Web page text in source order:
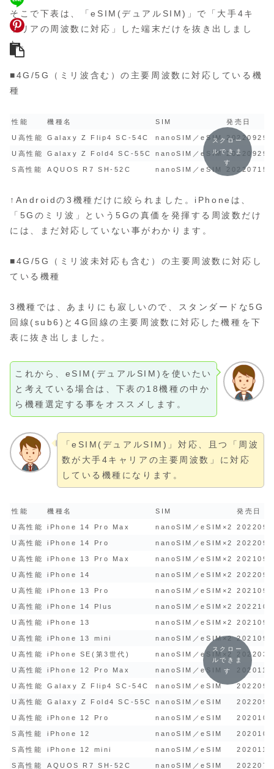
そこで下表は、「eSIM(デュアルSIM)」で「大手4キ
ャリアの周波数に対応」した端末だけを抜き出しまし
た。
■4G/5G（ミリ波含む）の主要周波数に対応している機
種
性能 機種名 SIM 発売日
U高性能 Galaxy Z Flip4 SC-54C nanoSIM／eSIM 20220929
U高性能 Galaxy Z Fold4 SC-55C nanoSIM／eSIM 20220929
S高性能 AQUOS R7 SH-52C nanoSIM／eSIM 20220715
スクロー
ルできま
す
↑Androidの3機種だけに絞られました。iPhoneは、
「5Gのミリ波」という5Gの真価を発揮する周波数だけ
には、まだ対応していない事がわかります。
■4G/5G（ミリ波未対応も含む）の主要周波数に対応し
ている機種
3機種では、あまりにも寂しいので、スタンダードな5G
回線(sub6)と4G回線の主要周波数に対応した機種を下
表に抜き出しました。
これから、eSIM(デュアルSIM)を使いたい
と考えている場合は、下表の18機種の中か
ら機種選定する事をオススメします。
「eSIM(デュアルSIM)」対応、且つ「周波
数が大手4キャリアの主要周波数」に対応
している機種になります。
性能 機種名 SIM 発売日
U高性能 iPhone 14 Pro Max nanoSIM／eSIM×2
U高性能 iPhone 14 Pro nanoSIM／eSIM×2
U高性能 iPhone 13 Pro Max nanoSIM／eSIM×2
U高性能 iPhone 14 nanoSIM／eSIM×2
U高性能 iPhone 13 Pro nanoSIM／eSIM×2
U高性能 iPhone 14 Plus nanoSIM／eSIM×2
U高性能 iPhone 13 nanoSIM／eSIM×2
U高性能 iPhone 13 mini nanoSIM／eSIM×2
U高性能 iPhone SE(第3世代) nanoSIM／eSIM×2
U高性能 iPhone 12 Pro Max nanoSIM／eSIM
U高性能 Galaxy Z Flip4 SC-54C nanoSIM／eSIM
U高性能 Galaxy Z Fold4 SC-55C nanoSIM／eSIM
U高性能 iPhone 12 Pro nanoSIM／eSIM
S高性能 iPhone 12 nanoSIM／eSIM
S高性能 iPhone 12 mini nanoSIM／eSIM
S高性能 AQUOS R7 SH-52C nanoSIM／eSIM
スクロー
ルできま
す